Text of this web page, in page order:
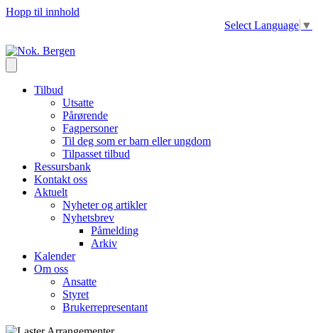
Hopp til innhold
Select Language ▼
Tilbud
Utsatte
Pårørende
Fagpersoner
Til deg som er barn eller ungdom
Tilpasset tilbud
Ressursbank
Kontakt oss
Aktuelt
Nyheter og artikler
Nyhetsbrev
Påmelding
Arkiv
Kalender
Om oss
Ansatte
Styret
Brukerrepresentant